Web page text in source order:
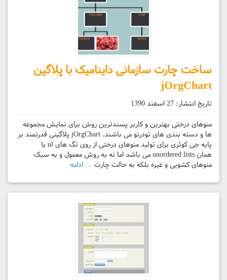
ساخت چارت سازمانی داینامیک با پلاگین
jOrgChart
تاریخ انتشار: 27 اسفند 1390
منوهای درختی بهترین و کاربر پسندترین روش برای نمایش مجموعه
ها و دسته بندی های تودرتو می باشند. jOrgChart پلاگینی قدرتمند بر
پایه جی کوئری برای تولید منوهای درختی از روی تگ های ul یا
همان unordered lists می باشد اما نه به روش معمول و به سبک
منوهای کشویی و غیره بلکه به حالت چارت … ادامه